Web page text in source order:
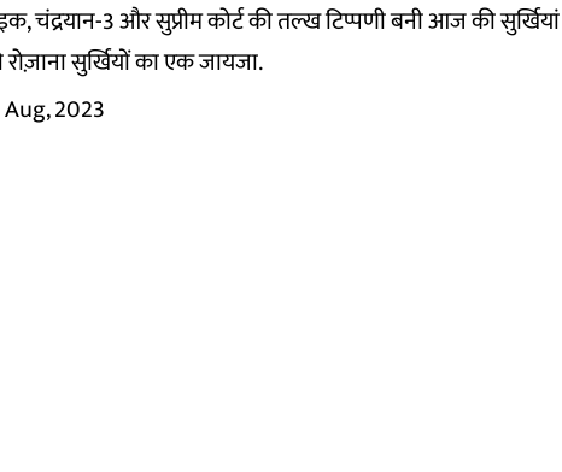
चंद्रयान-3 और सुप्रीम कोर्ट की तल्ख टिप्पणी बनी आज की सुर्खियां
सुर्खियों का एक जायजा.
2023